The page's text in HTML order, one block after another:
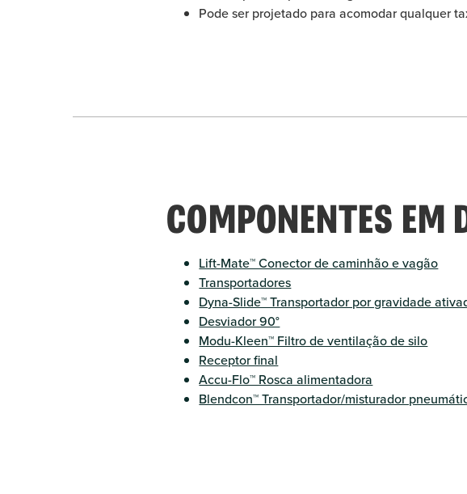
Pode ser projetado para acomodar qualquer
COMPONENTES EM
Lift-Mate™ Conector de caminhão e vagão
Transportadores
Dyna-Slide™ Transportador por gravidade
Desviador 90°
Modu-Kleen™ Filtro de ventilação de silo
Receptor final
Accu-Flo™ Rosca alimentadora
Blendcon™ Transportador/misturador